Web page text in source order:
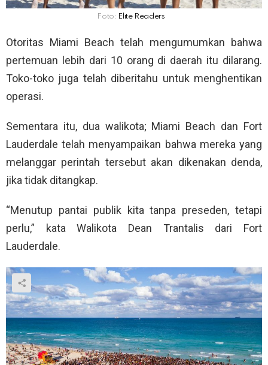
Foto: Elite Readers
Otoritas Miami Beach telah mengumumkan bahwa
pertemuan lebih dari 10 orang di daerah itu dilarang.
Toko-toko juga telah diberitahu untuk menghentikan
operasi.
Sementara itu, dua walikota; Miami Beach dan Fort
Lauderdale telah menyampaikan bahwa mereka yang
melanggar perintah tersebut akan dikenakan denda,
jika tidak ditangkap.
“Menutup pantai publik kita tanpa preseden, tetapi
perlu,” kata Walikota Dean Trantalis dari Fort
Lauderdale.